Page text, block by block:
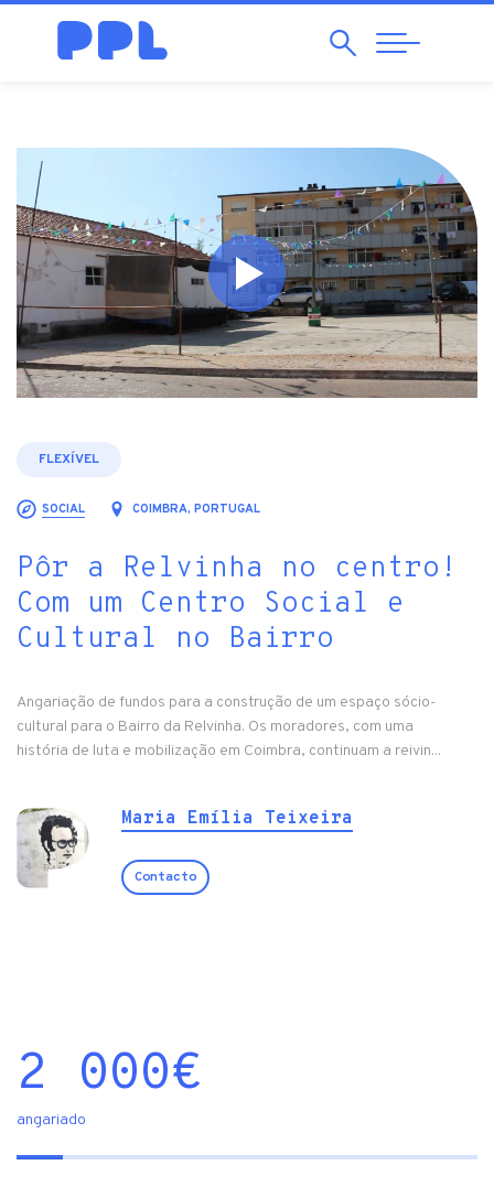
Pesquisar
Abrir
Navegação
FLEXÍVEL
SOCIAL COIMBRA, PORTUGAL
Pôr a Relvinha no centro!
Com um Centro Social e
Cultural no Bairro
Angariação de fundos para a construção de um espaço sócio-
cultural para o Bairro da Relvinha. Os moradores, com uma
história de luta e mobilização em Coimbra, continuam a reivin...
Maria Emília Teixeira
Contacto
2 000€
angariado